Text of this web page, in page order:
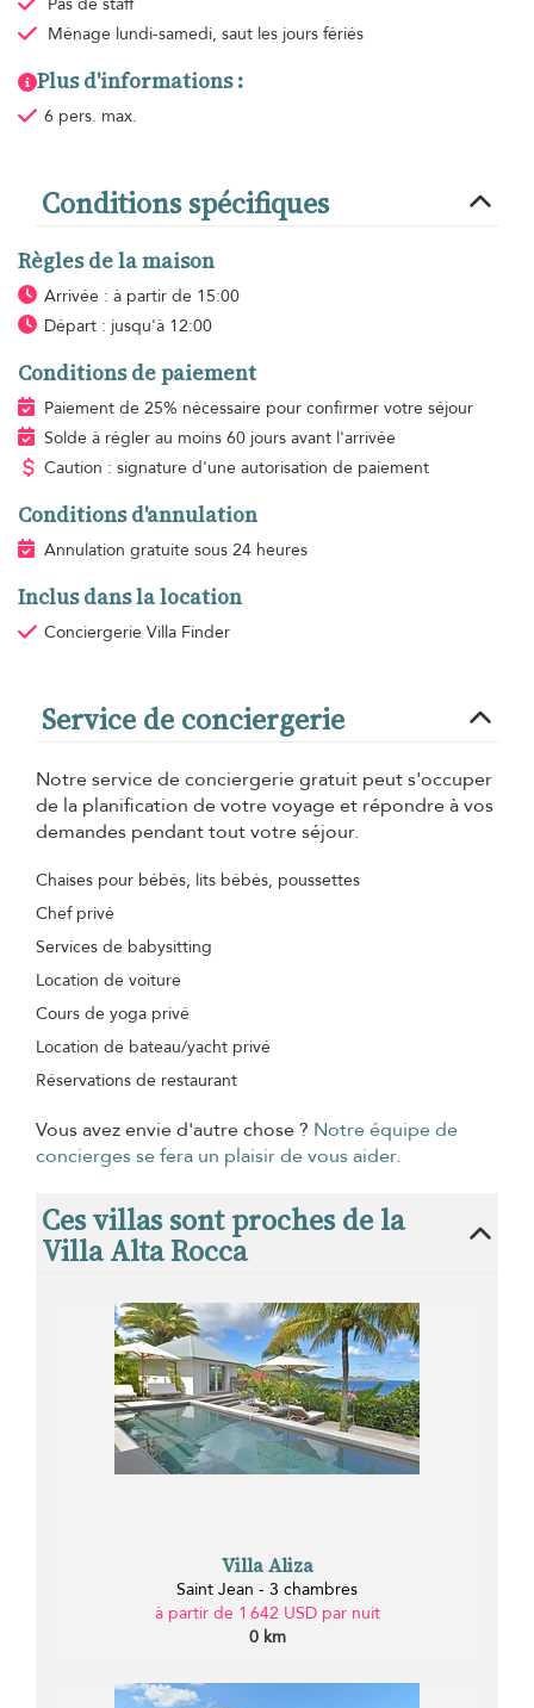
Ménage lundi-samedi, saut les jours fériés
Plus d'informations :
6 pers. max.
Conditions spécifiques
Règles de la maison
Arrivée : à partir de 15:00
Départ : jusqu'à 12:00
Conditions de paiement
Paiement de 25% nécessaire pour confirmer votre séjour
Solde à régler au moins 60 jours avant l'arrivée
Caution : signature d'une autorisation de paiement
Conditions d'annulation
Annulation gratuite sous 24 heures
Inclus dans la location
Conciergerie Villa Finder
Service de conciergerie
Notre service de conciergerie gratuit peut s'occuper
de la planification de votre voyage et répondre à vos
demandes pendant tout votre séjour.
Chaises pour bébés, lits bébés, poussettes
Chef privé
Services de babysitting
Location de voiture
Cours de yoga privé
Location de bateau/yacht privé
Réservations de restaurant
Vous avez envie d'autre chose ? Notre équipe de
concierges se fera un plaisir de vous aider.
Ces villas sont proches de la
Villa Alta Rocca
Villa Aliza
Saint Jean - 3 chambres
à partir de 1 642 USD par nuit
0 km